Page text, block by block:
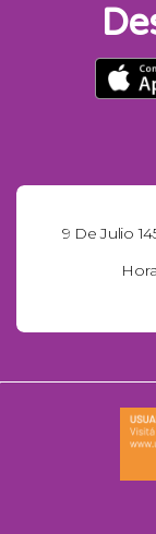
9 De Julio